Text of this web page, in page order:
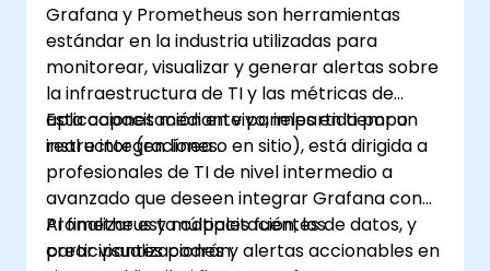
un entorno multitenant.
Aprender a gestionar la alta
disponibilidad y la recuperación ante
desastres en una arquitectura
multitenant, incluyendo la configuración
de Data Guard y Oracle RAC.
Adquirir técnicas de solución de
problemas y mejores prácticas para
mantener un entorno de base de datos
multitenant seguro, eficiente y confiable.
Grafana y Prometheus son herramientas
estándar en la industria utilizadas para
monitorear, visualizar y generar alertas sobre
la infraestructura de TI y las métricas de
aplicaciones mediante paneles en tiempo
real e integraciones.
Esta capacitación en vivo, impartida por un
instructor (en línea o en sitio), está dirigida a
profesionales de TI de nivel intermedio a
avanzado que deseen integrar Grafana con
Prometheus y múltiples fuentes de datos, y
crear visualizaciones y alertas accionables en
Al finalizar esta capacitación, los
participantes podrán: